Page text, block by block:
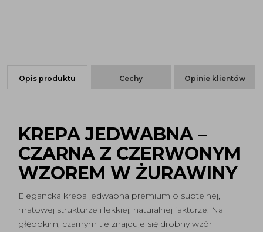
Opis produktu Cechy Opinie klientów
KREPA JEDWABNA –
CZARNA Z CZERWONYM
WZOREM W ŻURAWINY
Elegancka krepa jedwabna premium o subtelnej,
matowej strukturze i lekkiej, naturalnej fakturze. Na
głębokim, czarnym tle znajduje się drobny wzór